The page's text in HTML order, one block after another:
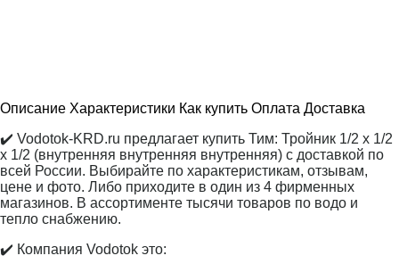
Описание Характеристики Как купить Оплата Доставка
✔️ Vodotok-KRD.ru предлагает купить Тим: Тройник 1/2 х 1/2
х 1/2 (внутренняя внутренняя внутренняя) с доставкой по
всей России. Выбирайте по характеристикам, отзывам,
цене и фото. Либо приходите в один из 4 фирменных
магазинов. В ассортименте тысячи товаров по водо и
тепло снабжению.
✔️ Компания Vodotok это: